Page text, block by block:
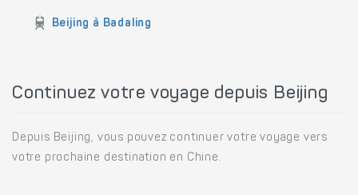
Beijing à Badaling
Continuez votre voyage depuis Beijing
Depuis Beijing, vous pouvez continuer votre voyage vers
votre prochaine destination en Chine.